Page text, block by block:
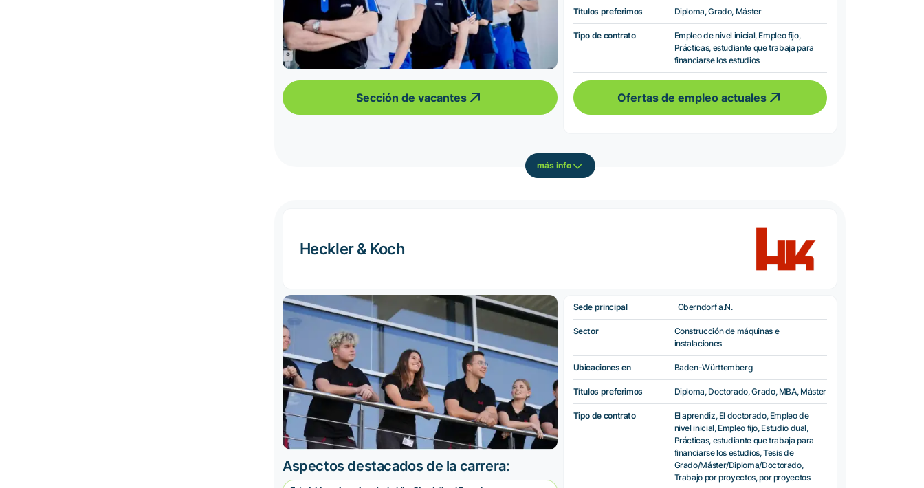
Sección de vacantes
Títulos preferimos Diploma, Grado, Máster
Tipo de contrato
Empleo de nivel inicial, Empleo fijo,
Prácticas, estudiante que trabaja para
financiarse los estudios
Ofertas de empleo actuales
más info
Heckler & Koch
Aspectos destacados de la carrera:
Sede principal Oberndorf a.N.
Sector
Construcción de máquinas e
instalaciones
Ubicaciones en Baden-Württemberg
Títulos preferimos Diploma, Doctorado, Grado, MBA, Máster
Tipo de contrato
El aprendiz, El doctorado, Empleo de
nivel inicial, Empleo fijo, Estudio dual,
Prácticas, estudiante que trabaja para
financiarse los estudios, Tesis de
Grado/Máster/Diploma/Doctorado,
Trabajo por proyectos, por proyectos